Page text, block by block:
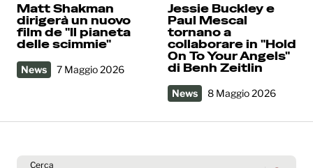
Matt Shakman
dirigerà un nuovo
film de "Il pianeta
delle scimmie"
News 7 Maggio 2026
Jessie Buckley e
Paul Mescal
tornano a
collaborare in "Hold
On To Your Angels"
di Benh Zeitlin
News 8 Maggio 2026
Cerca